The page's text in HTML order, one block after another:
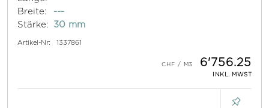
Breite:
---
Stärke:
30 mm
Artikel-Nr: 1337861
6'756.25
INKL. MWST